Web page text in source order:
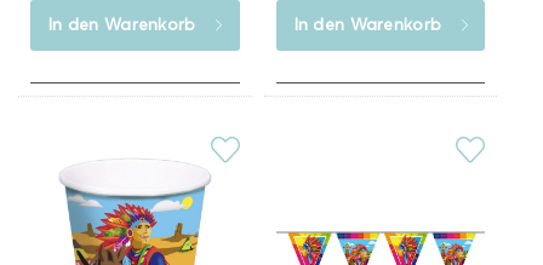
In den Warenkorb In den Warenkorb